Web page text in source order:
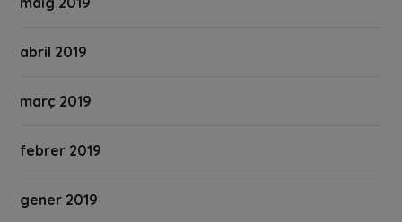
abril 2019
març 2019
febrer 2019
gener 2019